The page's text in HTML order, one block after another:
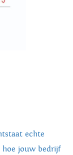
echte
hoe jouw bedrijf